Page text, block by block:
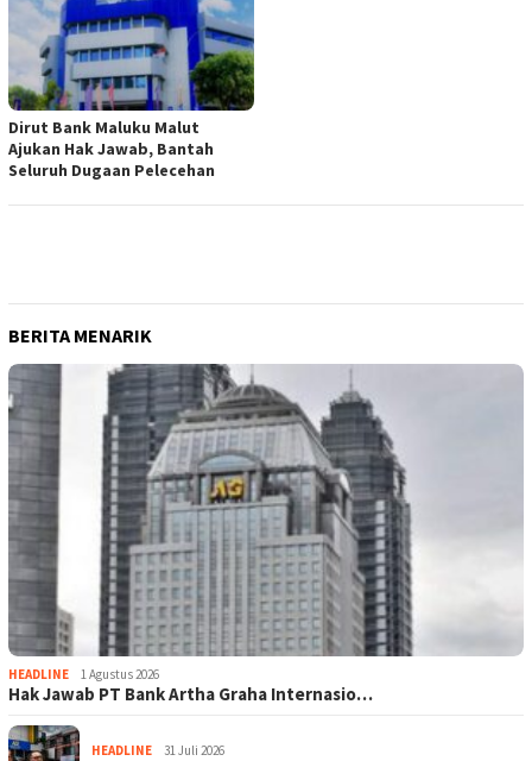
Dirut Bank Maluku Malut
Ajukan Hak Jawab, Bantah
Seluruh Dugaan Pelecehan
BERITA MENARIK
HEADLINE 1 Agustus 2026
Hak Jawab PT Bank Artha Graha Internasio…
HEADLINE 31 Juli 2026